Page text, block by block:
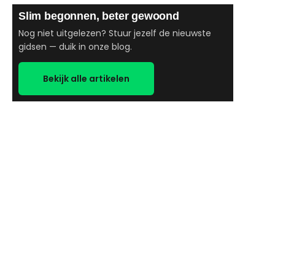
Slim begonnen, beter gewoond
Nog niet uitgelezen? Stuur jezelf de nieuwste
gidsen — duik in onze blog.
Bekijk alle artikelen